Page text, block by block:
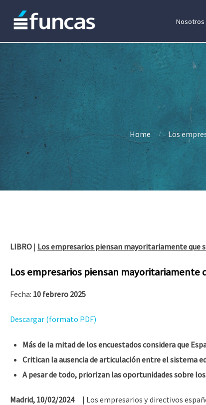
Nosotros
Home Los
LIBRO | Los empresarios piensan mayoritariamente que
Los empresarios piensan mayoritariamente
Fecha: 10 febrero 2025
Descargar (formato PDF)
Más de la mitad de los encuestados considera que
Critican la ausencia de articulación entre el sistema
A pesar de todo, priorizan las oportunidades sobre
Madrid, 10/02/2024| Los empresarios y directivos